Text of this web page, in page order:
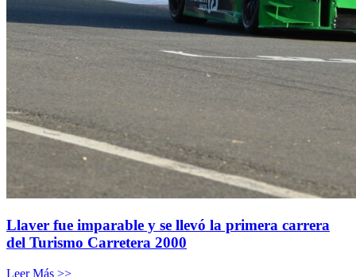
Llaver fue imparable y se llevó la primera carrera
del Turismo Carretera 2000
Leer Más >>